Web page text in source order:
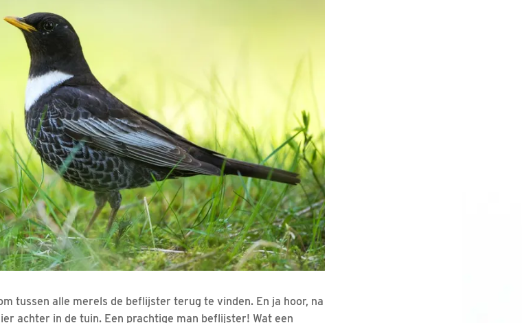
tussen alle merels de beflijster terug te vinden. En ja hoor, na
achter in de tuin. Een prachtige man beflijster! Wat een